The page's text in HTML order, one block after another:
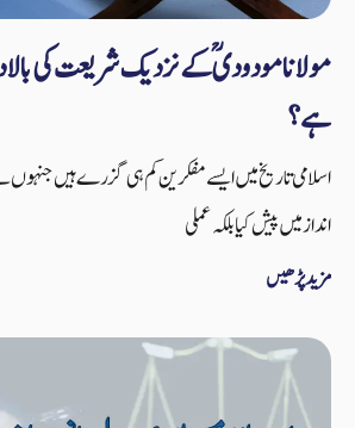
مولانا مودودیؒ کے نزدیک شریعت کی
ہے؟
اسلامی تاریخ میں ایسے مفکرین کم ہی گزرے ہیں
انداز میں پیش کیا بلکہ عملی
مزید پڑھیں